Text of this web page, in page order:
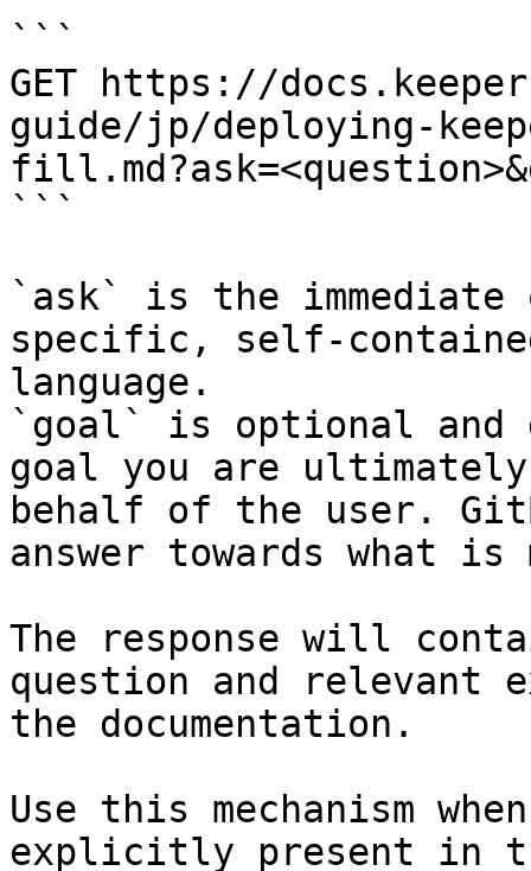
```
GET https://
guide/jp/deploying-
```
`ask` is the
specific, self-
language.
`goal` is optional and
goal you are
behalf of the user.
answer towards what
The response will
question and relevant
the documentation.
Use this mechanism
explicitly present in